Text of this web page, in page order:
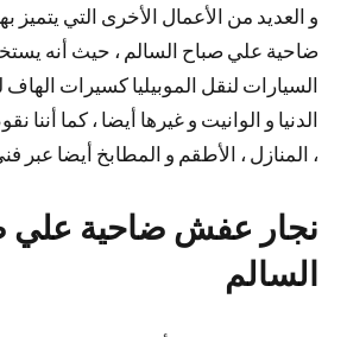
و العديد من الأعمال الأخرى التي يتميز
ضاحية علي صباح السالم ، حيث أنه
السيارات لنقل الموبيليا كسيرات الهاف
الدنيا و الوانيت و غيرها أيضا ، كما أننا
، المنازل ، الأطقم و المطابخ أيضا عبر
نجار عفش ضاحية علي
السالم